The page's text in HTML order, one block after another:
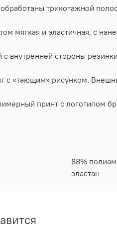
трикотажной
мягкая и эластичная, с
стороны
с «тающим» рисунком.
принт с логотипом
88%
эластан